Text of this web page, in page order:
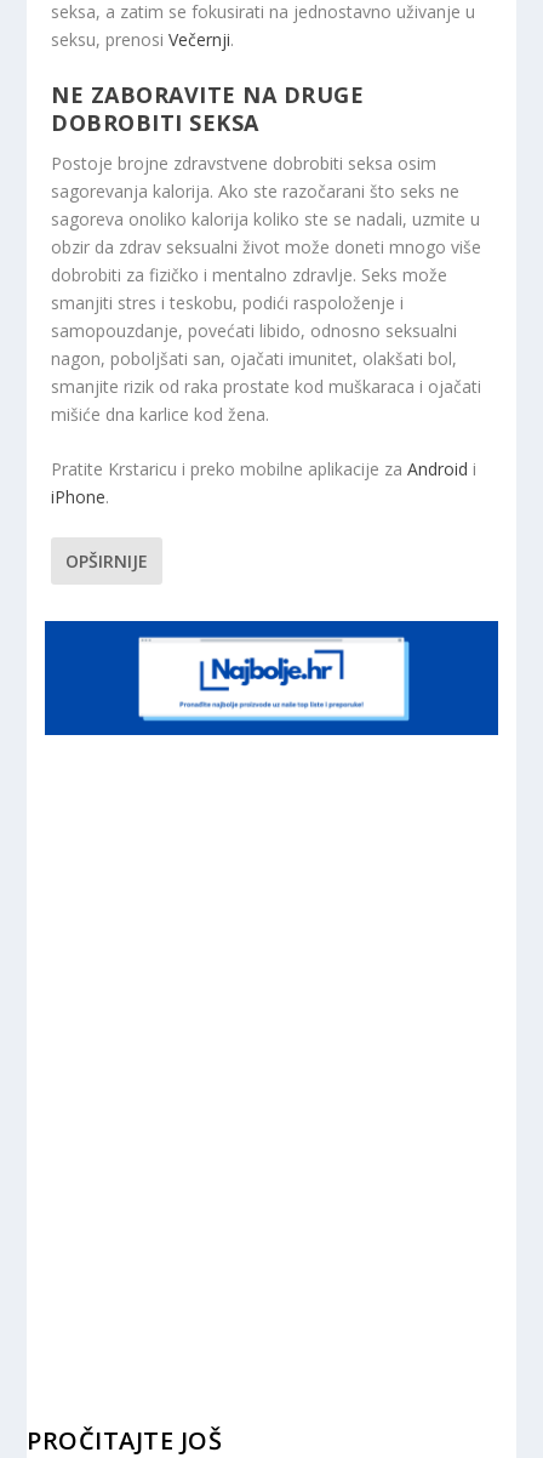
seksa, a zatim se fokusirati na jednostavno uživanje u
seksu, prenosiVečernji.
NE ZABORAVITE NA DRUGE
DOBROBITI SEKSA
Postoje brojne zdravstvene dobrobiti seksa osim
sagorevanja kalorija. Ako ste razočarani što seks ne
sagoreva onoliko kalorija koliko ste se nadali, uzmite u
obzir da zdrav seksualni život može doneti mnogo više
dobrobiti za fizičko i mentalno zdravlje. Seks može
smanjiti stres i teskobu, podići raspoloženje i
samopouzdanje, povećati libido, odnosno seksualni
nagon, poboljšati san, ojačati imunitet, olakšati bol,
smanjite rizik od raka prostate kod muškaraca i ojačati
mišiće dna karlice kod žena.
Pratite Krstaricu i preko mobilne aplikacije zaAndroid i
iPhone.
OPŠIRNIJE
PROČITAJTE JOŠ